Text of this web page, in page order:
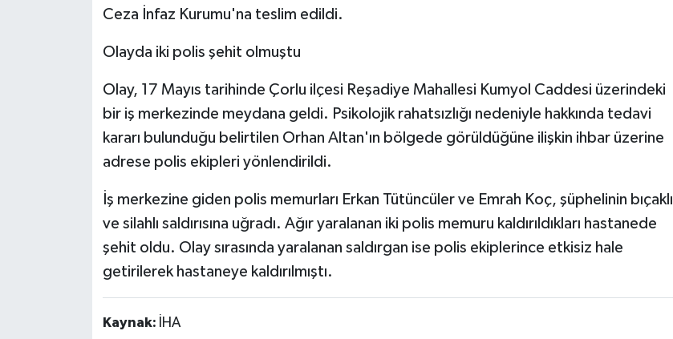
Ceza İnfaz Kurumu'na teslim edildi.
Olayda iki polis şehit olmuştu
Olay, 17 Mayıs tarihinde Çorlu ilçesi Reşadiye Mahallesi Kumyol Caddesi üzerindeki
bir iş merkezinde meydana geldi. Psikolojik rahatsızlığı nedeniyle hakkında tedavi
kararı bulunduğu belirtilen Orhan Altan'ın bölgede görüldüğüne ilişkin ihbar üzerine
adrese polis ekipleri yönlendirildi.
İş merkezine giden polis memurları Erkan Tütüncüler ve Emrah Koç, şüphelinin bıçaklı
ve silahlı saldırısına uğradı. Ağır yaralanan iki polis memuru kaldırıldıkları hastanede
şehit oldu. Olay sırasında yaralanan saldırgan ise polis ekiplerince etkisiz hale
getirilerek hastaneye kaldırılmıştı.
Kaynak: İHA